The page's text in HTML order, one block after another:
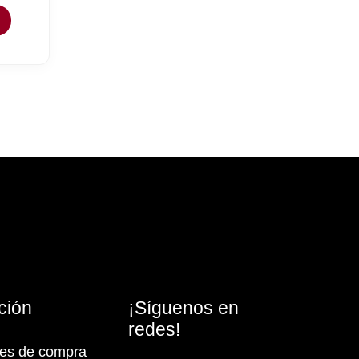
de compra
¡Síguenos en
redes!